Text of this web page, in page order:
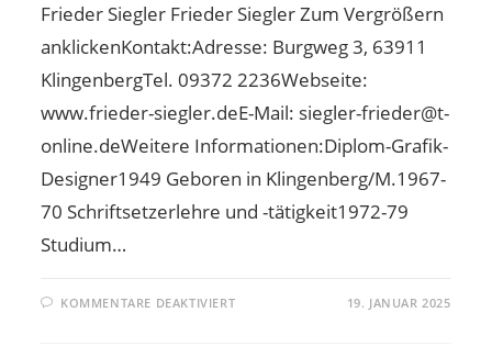
Frieder Siegler Frieder Siegler Zum Vergrößern
anklickenKontakt:Adresse: Burgweg 3, 63911
KlingenbergTel. 09372 2236Webseite:
www.frieder-siegler.deE-Mail: siegler-frieder@t-
online.deWeitere Informationen:Diplom-Grafik-
Designer1949 Geboren in Klingenberg/M.1967-
70 Schriftsetzerlehre und -tätigkeit1972-79
Studium…
KOMMENTARE DEAKTIVIERT 19. JANUAR 2025